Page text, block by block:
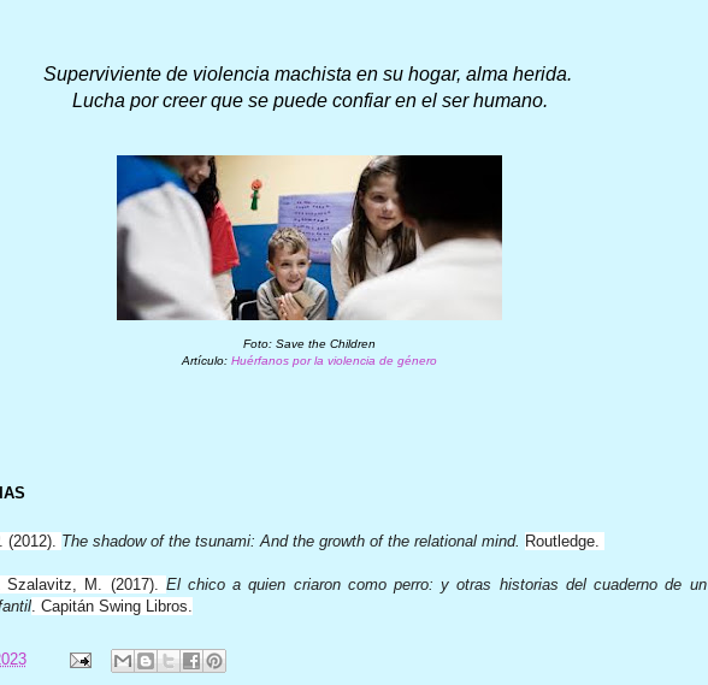
Superviviente de violencia machista en su hogar, alma herida.
Lucha por creer que se puede confiar en el ser humano.
Foto: Save the Children
Artículo: Huérfanos por la violencia de género
(2012). The shadow of the tsunami: And the growth of the relational mind. Routledge.
Szalavitz, M. (2017). El chico a quien criaron como perro: y otras historias del cuaderno de un
. Capitán Swing Libros.